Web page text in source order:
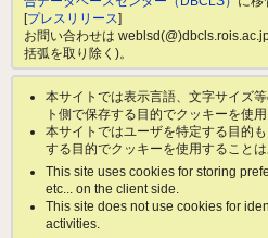
[プレスリリース]
お問い合わせは
括弧を取り除く)。
本サイトでは表示言語、文字サイズ
ト側で保存する目的でクッキーを使用
本サイトではユーザを特定する目的
する目的でクッキーを使用することは
This site uses cookies for storing
etc... on the client side.
This site does not use cookies for
activities.